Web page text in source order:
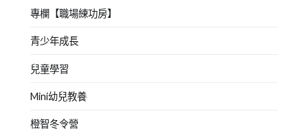
專欄【職場練功房】
青少年成長
兒童學習
Mini幼兒教養
橙智冬令營